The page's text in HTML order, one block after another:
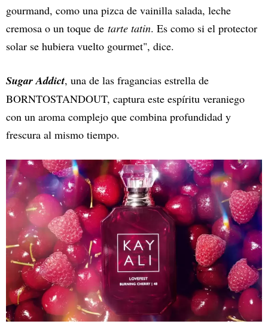
gourmand, como una pizca de vainilla salada, leche
cremosa o un toque de tarte tatin. Es como si el protector
solar se hubiera vuelto gourmet", dice.
Sugar Addict, una de las fragancias estrella de
BORNTOSTANDOUT, captura este espíritu veraniego
con un aroma complejo que combina profundidad y
frescura al mismo tiempo.